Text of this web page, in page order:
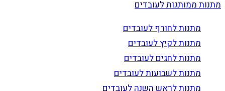
מתנות ממותגות לעובדים
מתנות לחורף לעובדים
מתנות לקיץ לעובדים
מתנות לחגים לעובדים
מתנות לשבועות לעובדים
מתנות לראש השנה לעובדים